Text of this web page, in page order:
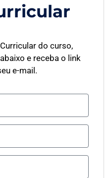
do curso,
e receba o link
e-mail.